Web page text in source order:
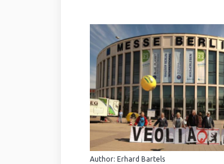
Author: Erhard Bartels